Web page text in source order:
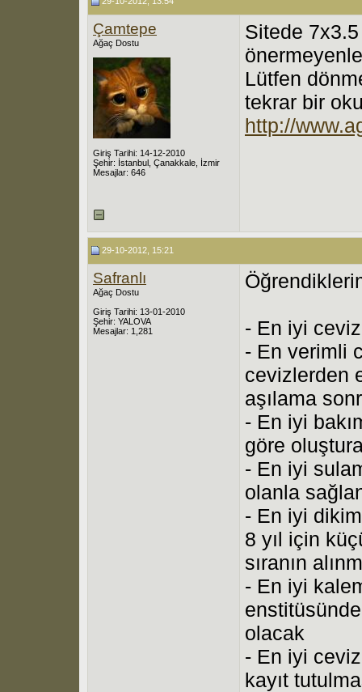
Çamtepe
Ağaç Dostu
Giriş Tarihi: 14-12-2010
Şehir: İstanbul, Çanakkale, İzmir
Mesajlar: 646
Sitede 7x3.5
Lütfen
tekrar bir
http://
29-10-2012, 15:21
Safranlı
Ağaç Dostu
Giriş Tarihi: 13-01-2010
Şehir: YALOVA
Mesajlar: 1,281
- En iyi
- En verimli
cevizlerden
aşılama
- En iyi
göre
- En iyi
olanla
- En iyi
8 yıl için
sıranın
- En iyi
olacak
- En iyi
kayıt